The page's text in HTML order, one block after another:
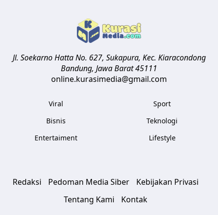
Jl. Soekarno Hatta No. 627, Sukapura, Kec. Kiaracondong
Bandung, Jawa Barat45111
online.kurasimedia@gmail.com
Viral
Bisnis
Entertaiment
Sport
Teknologi
Lifestyle
Redaksi Pedoman Media Siber
Kebijakan Privasi
Tentang Kami
Kontak